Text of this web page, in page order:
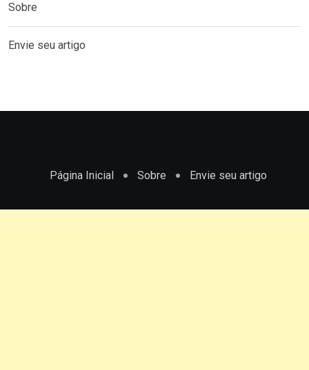
Sobre
Envie seu artigo
Página Inicial Sobre Envie seu artigo